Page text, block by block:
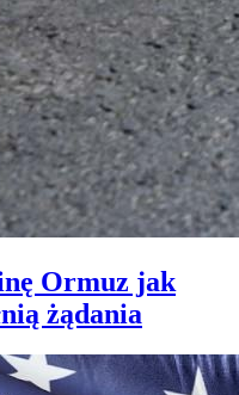
Ormuz jak
żądania